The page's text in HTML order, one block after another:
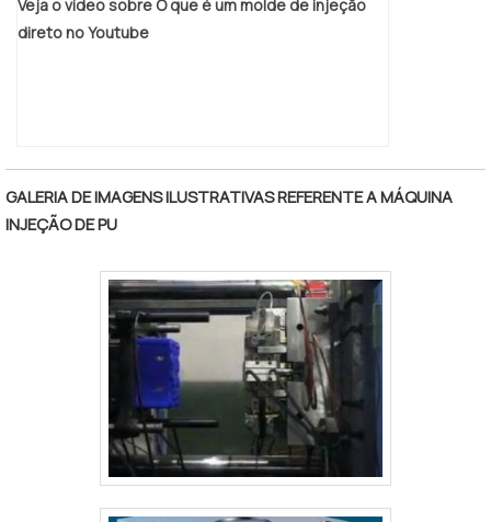
um orçamento!
Veja o vídeo sobre O que é um molde de injeção
direto no Youtube
GALERIA DE IMAGENS ILUSTRATIVAS REFERENTE A MÁQUINA
INJEÇÃO DE PU